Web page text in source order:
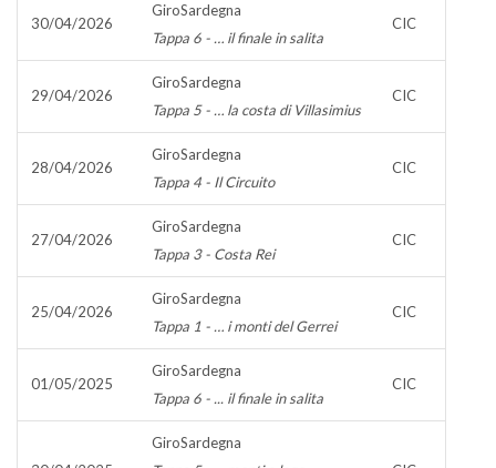
30/04/2026
GiroSardegna
Tappa 6 - … il finale in salita
CIC
29/04/2026
GiroSardegna
Tappa 5 - … la costa di Villasimius
CIC
28/04/2026
GiroSardegna
Tappa 4 - Il Circuito
CIC
27/04/2026
GiroSardegna
Tappa 3 - Costa Rei
CIC
25/04/2026
GiroSardegna
Tappa 1 - … i monti del Gerrei
CIC
01/05/2025
GiroSardegna
Tappa 6 - ... il finale in salita
CIC
GiroSardegna